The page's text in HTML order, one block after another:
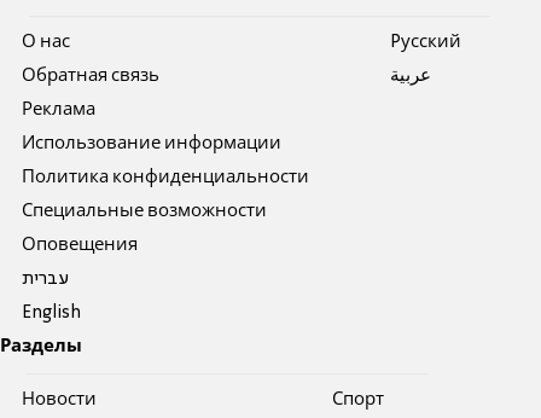
О нас
Обратная связь
Реклама
Использование информации
Политика конфиденциальности
Специальные возможности
Оповещения
עברית
English
Pусский
عربية
Разделы
Новости Спорт